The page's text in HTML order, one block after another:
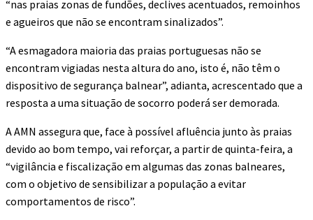
“nas praias zonas de fundões, declives acentuados, remoinhos
e agueiros que não se encontram sinalizados”.
“A esmagadora maioria das praias portuguesas não se
encontram vigiadas nesta altura do ano, isto é, não têm o
dispositivo de segurança balnear”, adianta, acrescentado que a
resposta a uma situação de socorro poderá ser demorada.
A AMN assegura que, face à possível afluência junto às praias
devido ao bom tempo, vai reforçar, a partir de quinta-feira, a
“vigilância e fiscalização em algumas das zonas balneares,
com o objetivo de sensibilizar a população a evitar
comportamentos de risco”.